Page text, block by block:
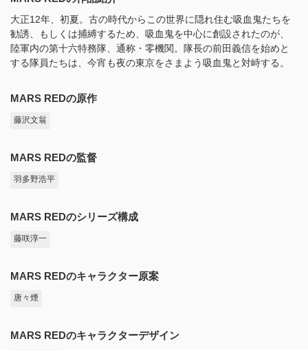
大正12年、初夏。古の時代からこの世界に隠れ住む吸血鬼たちを
勧誘、もしくは捕縛するため、吸血鬼を中心に創設されたのが、
陸軍内の第十六特務隊、通称・零機関。隊長の前田義信を始めと
する隊員たちは、今宵も夜の東京をさまよう吸血鬼と対峙する。
MARS REDの原作
藤沢文翁
MARS REDの監督
羽多野浩平
MARS REDのシリーズ構成
藤咲淳一
MARS REDのキャラクター原案
唐々煙
MARS REDのキャラクターデザイン